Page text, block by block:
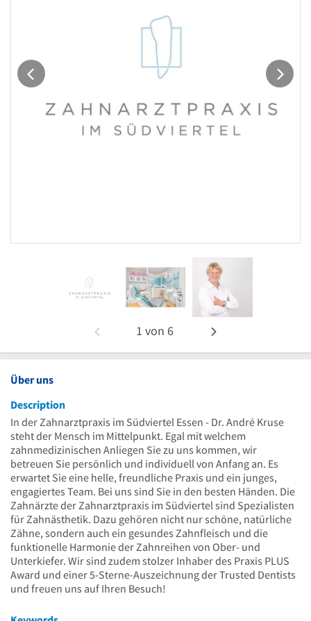
1 von 6
Über uns
Description
In der Zahnarztpraxis im Südviertel Essen - Dr. André Kruse
steht der Mensch im Mittelpunkt. Egal mit welchem
zahnmedizinischen Anliegen Sie zu uns kommen, wir
betreuen Sie persönlich und individuell von Anfang an. Es
erwartet Sie eine helle, freundliche Praxis und ein junges,
engagiertes Team. Bei uns sind Sie in den besten Händen. Die
Zahnärzte der Zahnarztpraxis im Südviertel sind Spezialisten
für Zahnästhetik. Dazu gehören nicht nur schöne, natürliche
Zähne, sondern auch ein gesundes Zahnfleisch und die
funktionelle Harmonie der Zahnreihen von Ober- und
Unterkiefer. Wir sind zudem stolzer Inhaber des Praxis PLUS
Award und einer 5-Sterne-Auszeichnung der Trusted Dentists
und freuen uns auf Ihren Besuch!